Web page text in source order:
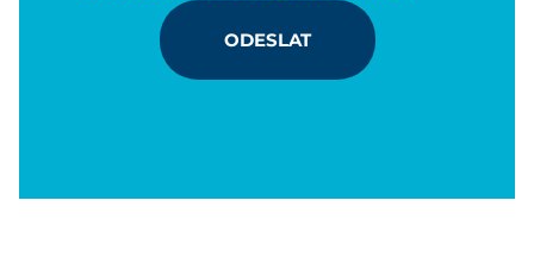
ODESLAT